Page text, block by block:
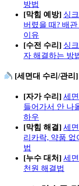
방법
[막힘 예방] 싱
버렸을 때? 배
이유
[수전 수리] 싱
자 해결하는 방
[세면대 수리/관리]
[자가 수리] 세
들어가서 안 나
하우
[막힘 해결] 세
리카락, 약품 없
법
[누수 대처] 세
천원 해결법